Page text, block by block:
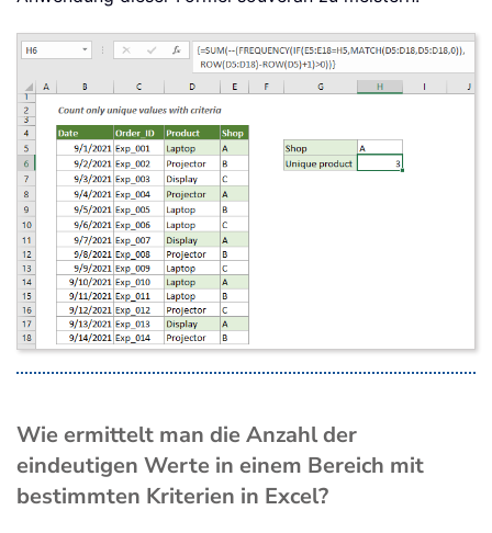
Wie ermittelt man die Anzahl der
eindeutigen Werte in einem Bereich mit
bestimmten Kriterien in Excel?